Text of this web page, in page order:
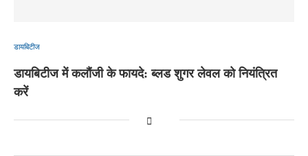
डायबिटीज
डायबिटीज में कलौंजी के फायदे: ब्लड शुगर लेवल को नियंत्रित
करें